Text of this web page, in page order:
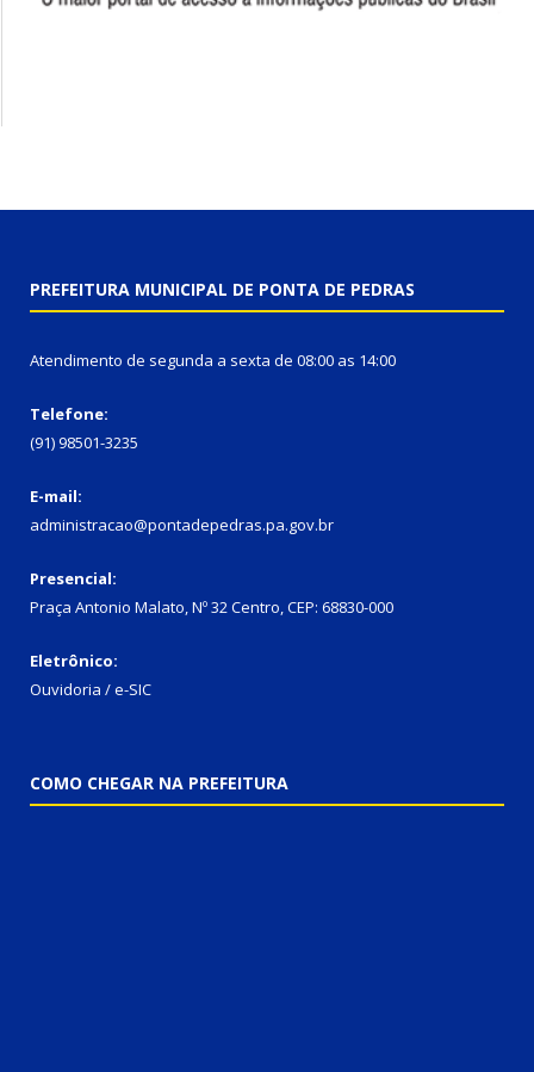
PREFEITURA MUNICIPAL DE PONTA DE PEDRAS
Atendimento de segunda a sexta de 08:00 as 14:00
Telefone:
(91) 98501-3235
E-mail:
administracao@pontadepedras.pa.gov.br
Presencial:
Praça Antonio Malato, Nº 32 Centro, CEP: 68830-000
Eletrônico:
Ouvidoria / e-SIC
COMO CHEGAR NA PREFEITURA